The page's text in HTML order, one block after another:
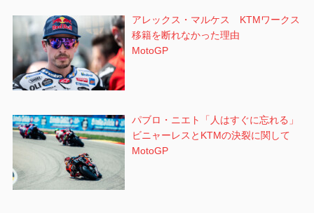
アレックス・マルケス KTMワークス
移籍を断れなかった理由
MotoGP
パブロ・ニエト「人はすぐに忘れる」
ビニャーレスとKTMの決裂に関して
MotoGP